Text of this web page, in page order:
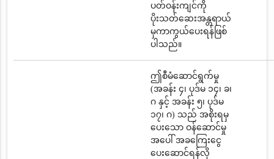
ပတ်ဝန်းကျင်ကို
ပိုးသတ်ဆေးအန္တရာယ်
မှကာကွယ်ပေးရန်ဖြစ်
ပါသည်။
ဤစီမံဆောင်ရွက်မှု
(အခန်း ၄၊ ပုဒ်မ ၁၄၊ ခ၊
ဂ နှင့် အခန်း ၅၊ ပုဒ်မ
၁၇၊ ဂ) သည် အစိုးရမှ
ပေးသော ဝန်ဆောင်မှု
အပေါ် အခကြေးငွေ
ပေးဆောင်ရန်လို